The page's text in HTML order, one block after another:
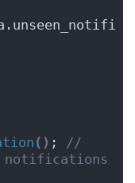
() ; //